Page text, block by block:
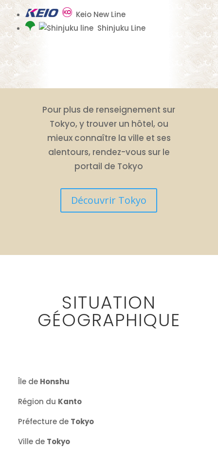
Keio New Line
Shinjuku Line
Pour plus de renseignement sur
Tokyo, y trouver un hôtel, ou
mieux connaître la ville et ses
alentours, rendez-vous sur le
portail de Tokyo
Découvrir Tokyo
SITUATION
GÉOGRAPHIQUE
Île de Honshu
Région du Kanto
Préfecture de Tokyo
Ville de Tokyo